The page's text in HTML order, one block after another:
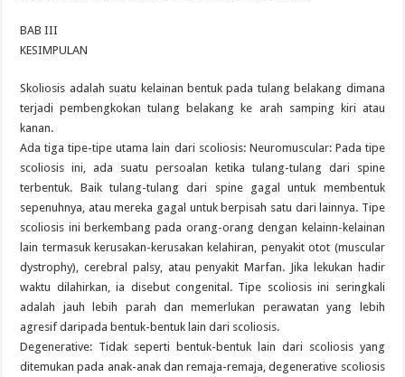
BAB III
KESIMPULAN
Skoliosis adalah suatu kelainan bentuk pada tulang belakang dimana
terjadi pembengkokan tulang belakang ke arah samping kiri atau
kanan.
Ada tiga tipe-tipe utama lain dari scoliosis: Neuromuscular: Pada tipe
scoliosis ini, ada suatu persoalan ketika tulang-tulang dari spine
terbentuk. Baik tulang-tulang dari spine gagal untuk membentuk
sepenuhnya, atau mereka gagal untuk berpisah satu dari lainnya. Tipe
scoliosis ini berkembang pada orang-orang dengan kelainn-kelainan
lain termasuk kerusakan-kerusakan kelahiran, penyakit otot (muscular
dystrophy), cerebral palsy, atau penyakit Marfan. Jika lekukan hadir
waktu dilahirkan, ia disebut congenital. Tipe scoliosis ini seringkali
adalah jauh lebih parah dan memerlukan perawatan yang lebih
agresif daripada bentuk-bentuk lain dari scoliosis.
Degenerative: Tidak seperti bentuk-bentuk lain dari scoliosis yang
ditemukan pada anak-anak dan remaja-remaja, degenerative scoliosis